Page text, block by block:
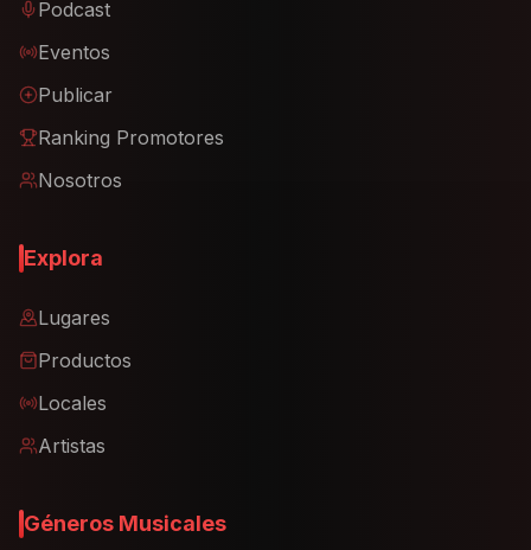
Podcast
Eventos
Publicar
Ranking Promotores
Nosotros
Explora
Lugares
Productos
Locales
Artistas
Géneros Musicales